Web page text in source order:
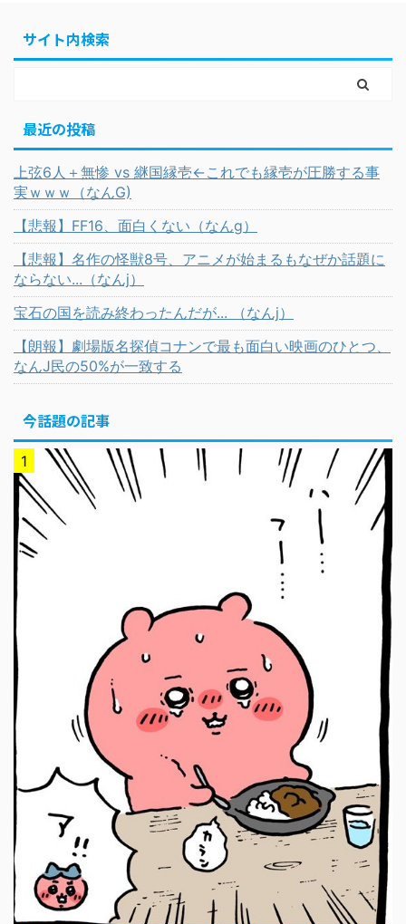
サイト内検索
最近の投稿
上弦6人＋無惨 vs 継国縁壱←これでも縁壱が圧勝する事
実ｗｗｗ（なんG)
【悲報】FF16、面白くない（なんg）
【悲報】名作の怪獣8号、アニメが始まるもなぜか話題に
ならない...（なんj）
宝石の国を読み終わったんだが... （なんj）
【朗報】劇場版名探偵コナンで最も面白い映画のひとつ、
なんJ民の50%が一致する
今話題の記事